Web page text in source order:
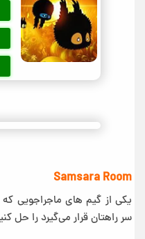
Samsara Room
یکی از گیم های ماجراجویی که
سر راهتان قرار می‌گیرد را حل